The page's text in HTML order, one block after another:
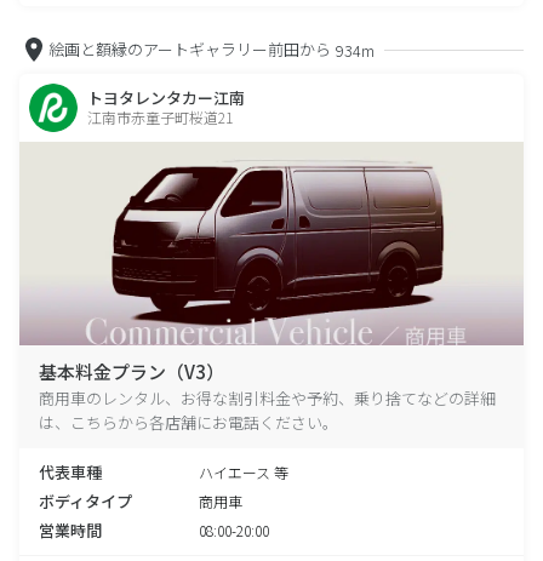
絵画と額縁のアートギャラリー前田から 934m
トヨタレンタカー江南
江南市赤童子町桜道21
基本料金プラン（V3）
商用車のレンタル、お得な割引料金や予約、乗り捨てなどの詳細
は、こちらから各店舗にお電話ください。
代表車種 ハイエース 等
ボディタイプ 商用車
営業時間 08:00-20:00